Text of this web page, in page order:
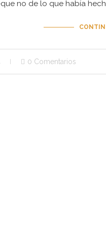
no de lo que había
0 Comentarios